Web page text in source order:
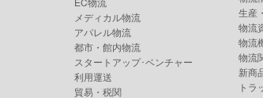
メディカル物流
アパレル物流
都市・館内物流
スタートアップ･ベンチャー
利用運送
貿易・税関
生産
物流
物流
物流
新商
トラ